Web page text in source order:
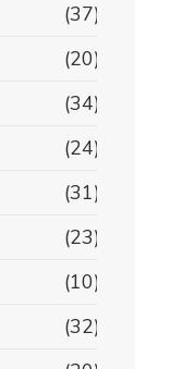
(37)
(20)
(34)
(24)
(31)
(23)
(10)
(32)